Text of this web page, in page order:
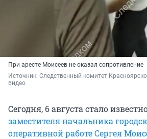
При аресте Моисеев не оказал сопротивление
Источник: Следственный комитет
видео
Сегодня, 6 августа стало
заместителя начальника
оперативной работе Сергея